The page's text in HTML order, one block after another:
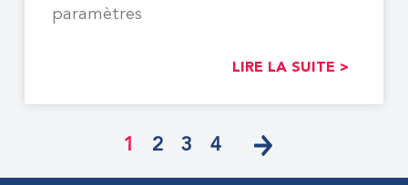
paramètres
LIRE LA SUITE >
1 2 3 4